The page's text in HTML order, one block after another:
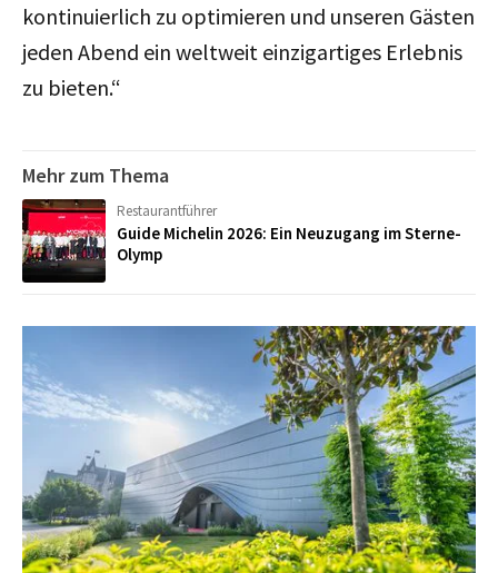
kontinuierlich zu optimieren und unseren Gästen
jeden Abend ein weltweit einzigartiges Erlebnis
zu bieten.“
Mehr zum Thema
Restaurantführer
Guide Michelin 2026: Ein Neuzugang im Sterne-
Olymp